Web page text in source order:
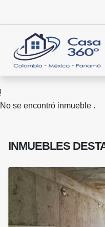
No se encontró inmueble .
INMUEBLES